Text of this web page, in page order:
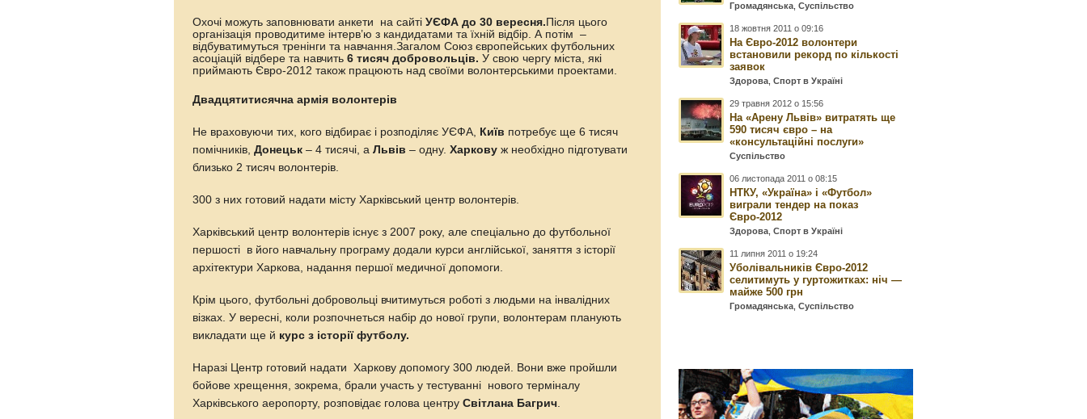
Охочі можуть заповнювати анкети на сайтіУЄФА до 30 вересня. Після цього
організація проводитиме інтерв’ю з кандидатами та їхній відбір. А потім –
відбуватимуться тренінги та навчання.Загалом Союз європейських футбольних
асоціацій відбере та навчить6 тисяч добровольців. У свою чергу міста, які
приймають Євро-2012 також працюють над своїми волонтерськими проектами.
Двадцятитисячна армія волонтерів
Не враховуючи тих, кого відбирає і розподіляє УЄФА, Київ потребує ще 6 тисяч
помічників,Донецьк – 4 тисячі, аЛьвів – одну.Харкову ж необхідно підготувати
близько 2 тисяч волонтерів.
300 з них готовий надати місту Харківський центр волонтерів.
Харківський центр волонтерів існує з 2007 року, але спеціально до футбольної
першості в його навчальну програму додали курси англійської, заняття з історії
архітектури Харкова, надання першої медичної допомоги.
Крім цього, футбольні добровольці вчитимуться роботі з людьми на інвалідних
візках. У вересні, коли розпочнеться набір до нової групи, волонтерам планують
викладати ще й курс з історії футболу.
Наразі Центр готовий надати Харкову допомогу 300 людей. Вони вже пройшли
бойове хрещення, зокрема, брали участь у тестуванні нового терміналу
Харківського аеропорту, розповідає голова центруСвітлана Багрич
Громадянська ,Суспільство
18 жовтня 2011 о 09:16
На Євро-2012 волонтери
встановили рекорд по кількості
заявок
Здорова ,Спорт в Україні
29 травня 2012 о 15:56
На «Арену Львів» витратять ще
590 тисяч євро – на
«консультаційні послуги»
Суспільство
06 листопада 2011 о 08:15
НТКУ, «Україна» і «Футбол»
виграли тендер на показ
Євро-2012
Здорова ,Спорт в Україні
11 липня 2011 о 19:24
Уболівальників Євро-2012
селитимуть у гуртожитках: ніч —
майже 500 грн
Громадянська ,Суспільство